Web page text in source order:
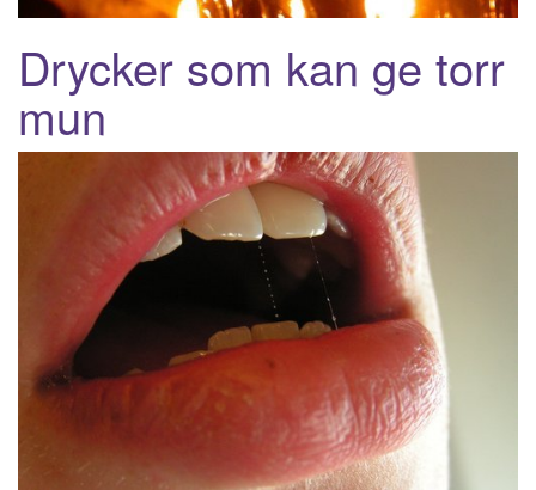
Drycker som kan ge torr
mun